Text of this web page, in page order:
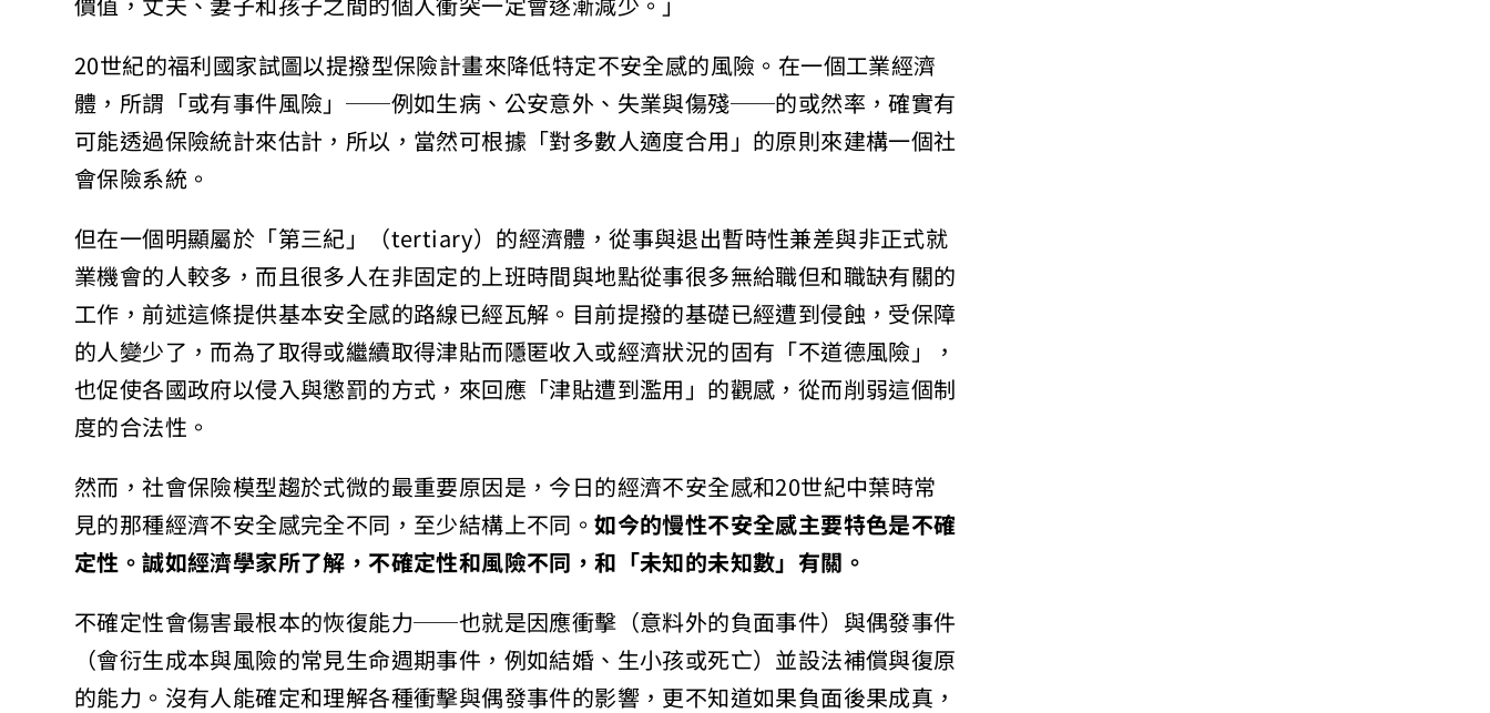
20世紀的福利國家試圖以提撥型保險計畫來降低特定不安全感的風險。在一個工業經濟
體，所謂「或有事件風險」──例如生病、公安意外、失業與傷殘──的或然率，確實有
可能透過保險統計來估計，所以，當然可根據「對多數人適度合用」的原則來建構一個社
會保險系統。
但在一個明顯屬於「第三紀」（tertiary）的經濟體，從事與退出暫時性兼差與非正式就
業機會的人較多，而且很多人在非固定的上班時間與地點從事很多無給職但和職缺有關的
工作，前述這條提供基本安全感的路線已經瓦解。目前提撥的基礎已經遭到侵蝕，受保障
的人變少了，而為了取得或繼續取得津貼而隱匿收入或經濟狀況的固有「不道德風險」，
也促使各國政府以侵入與懲罰的方式，來回應「津貼遭到濫用」的觀感，從而削弱這個制
度的合法性。
然而，社會保險模型趨於式微的最重要原因是，今日的經濟不安全感和20世紀中葉時常
見的那種經濟不安全感完全不同，至少結構上不同。如今的慢性不安全感主要特色是不確
定性。誠如經濟學家所了解，不確定性和風險不同，和「未知的未知數」有關。
不確定性會傷害最根本的恢復能力──也就是因應衝擊（意料外的負面事件）與偶發事件
（會衍生成本與風險的常見生命週期事件，例如結婚、生小孩或死亡）並設法補償與復原
的能力。沒有人能確定和理解各種衝擊與偶發事件的影響，更不知道如果負面後果成真，